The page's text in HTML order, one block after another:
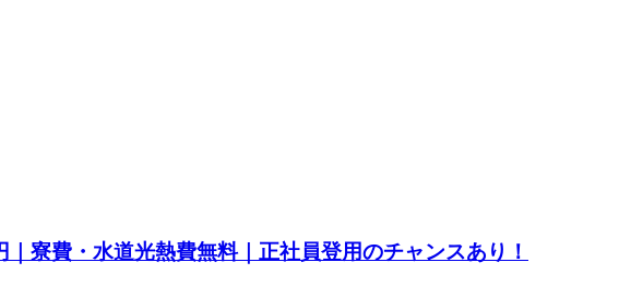
寮費・水道光熱費無料｜正社員登用のチャンスあり！